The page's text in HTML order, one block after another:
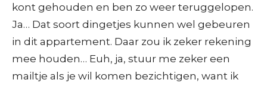
kont gehouden en ben zo weer teruggelopen.
Ja… Dat soort dingetjes kunnen wel gebeuren
in dit appartement. Daar zou ik zeker rekening
mee houden… Euh, ja, stuur me zeker een
mailtje als je wil komen bezichtigen, want ik